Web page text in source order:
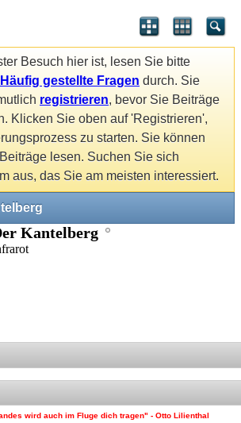
Besuch hier ist, lesen Sie bitte
Häufig gestellte Fragen durch. Sie
registrieren, bevor Sie Beiträge
Klicken Sie oben auf 'Registrieren',
zu starten. Sie können
lesen. Suchen Sie sich
aus, das Sie am meisten interessiert.
Kantelberg
wird auch im Fluge dich tragen" - Otto Lilienthal